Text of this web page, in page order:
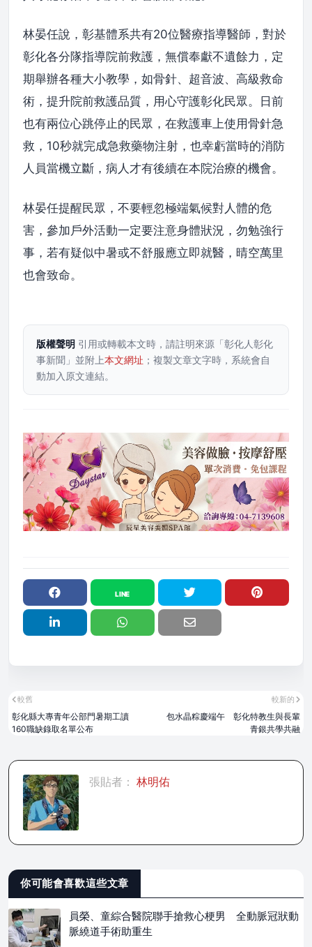
林晏任說，彰基體系共有20位醫療指導醫師，對於
彰化各分隊指導院前救護，無償奉獻不遺餘力，定
期舉辦各種大小教學，如骨針、超音波、高級救命
術，提升院前救護品質，用心守護彰化民眾。日前
也有兩位心跳停止的民眾，在救護車上使用骨針急
救，10秒就完成急救藥物注射，也幸虧當時的消防
人員當機立斷，病人才有後續在本院治療的機會。
林晏任提醒民眾，不要輕忽極端氣候對人體的危
害，參加戶外活動一定要注意身體狀況，勿勉強行
事，若有疑似中暑或不舒服應立即就醫，晴空萬里
也會致命。
版權聲明 引用或轉載本文時，請註明來源「彰化人彰化
事新聞」並附上本文網址 ；複製文章文字時，系統會自
動加入原文連結。
較新的
包水晶粽慶端午 彰化特教生與長輩
青銀共學共融
較舊
彰化縣大專青年公部門暑期工讀
160職缺錄取名單公布
張貼者： 林明佑
你可能會喜歡這些文章
員榮、童綜合醫院聯手搶救心梗男 全動脈冠狀動
脈繞道手術助重生